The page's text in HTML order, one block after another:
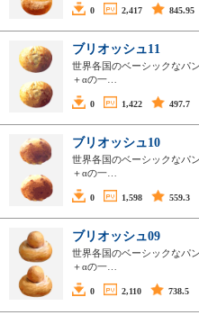
0 2,417 845.95
ブリオッシュ11
世界各国のベーシックなパ
＋αの一…
0 1,422 497.7
ブリオッシュ10
世界各国のベーシックなパ
＋αの一…
0 1,598 559.3
ブリオッシュ09
世界各国のベーシックなパ
＋αの一…
0 2,110 738.5